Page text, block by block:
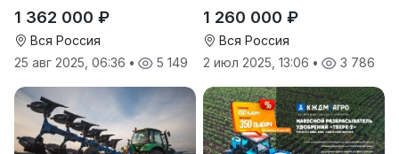
1 362 000 ₽
Вся Россия
25 авг 2025, 06:36 • 5 149
1 260 000 ₽
Вся Россия
2 июл 2025, 13:06 • 3 786